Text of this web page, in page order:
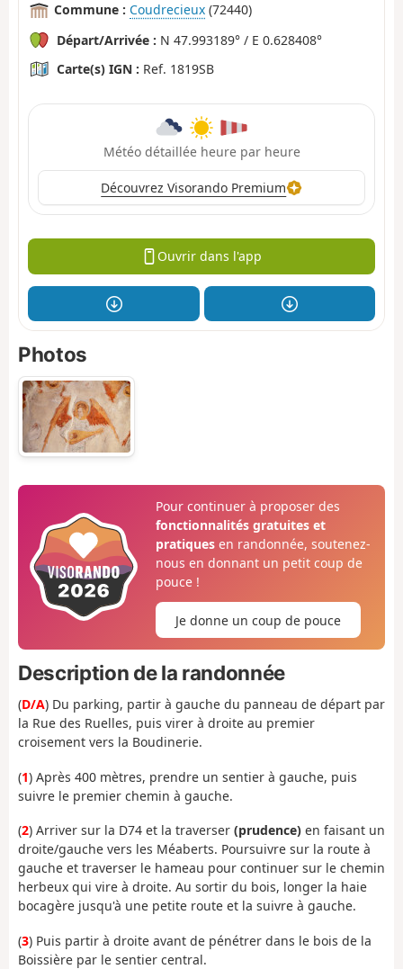
Commune : Coudrecieux (72440)
Départ/Arrivée : N 47.993189° / E 0.628408°
Carte(s) IGN : Ref. 1819SB
Météo détaillée heure par heure
Découvrez Visorando Premium
Ouvrir dans l'app
Photos
Pour continuer à proposer des
fonctionnalités gratuites et
pratiquesen randonnée, soutenez-
nous en donnant un petit coup de
pouce !
Je donne un coup de pouce
Description de la randonnée
(D/A) Du parking, partir à gauche du panneau de départ par
la Rue des Ruelles, puis virer à droite au premier
croisement vers la Boudinerie.
(1) Après 400 mètres, prendre un sentier à gauche, puis
suivre le premier chemin à gauche.
(2) Arriver sur la D74 et la traverser (prudence) en faisant un
droite/gauche vers les Méaberts. Poursuivre sur la route à
gauche et traverser le hameau pour continuer sur le chemin
herbeux qui vire à droite. Au sortir du bois, longer la haie
bocagère jusqu'à une petite route et la suivre à gauche.
(3) Puis partir à droite avant de pénétrer dans le bois de la
Boissière par le sentier central.